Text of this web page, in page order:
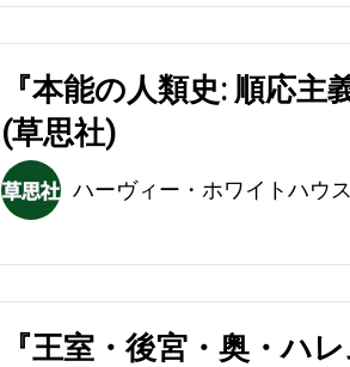
『本能の人類史: 順応
(草思社)
ハーヴィー・ホワイトハウ
『王室・後宮・奥・ハ